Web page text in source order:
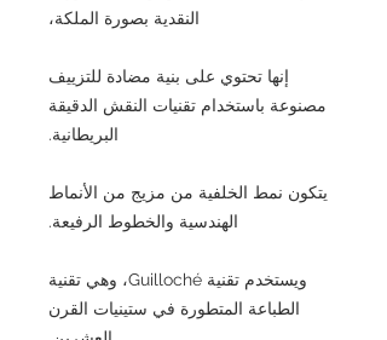
النقدية بصورة الملكة،
إنها تحتوي على بنية مضادة للتزييف
مصنوعة باستخدام تقنيات النقش الدقيقة
البريطانية.
يتكون نمط الخلفية من مزيج من الأنماط
الهندسية والخطوط الرفيعة.
ويستخدم تقنية Guilloché، وهي تقنية
الطباعة المتطورة في ستينيات القرن